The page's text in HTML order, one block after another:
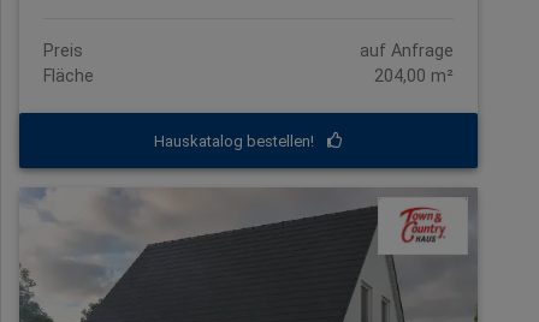
Preis
auf Anfrage
Fläche
204,00 m²
Hauskatalog bestellen!